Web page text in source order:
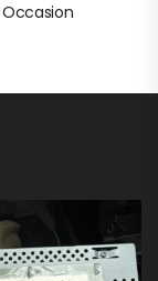
Occasion